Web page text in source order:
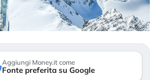
Aggiungi Money.it come
Fonte preferita su Google